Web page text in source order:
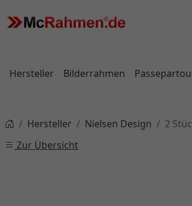
Hersteller Bilderrahmen
Hersteller Nielsen Design
2
Zur Übersicht